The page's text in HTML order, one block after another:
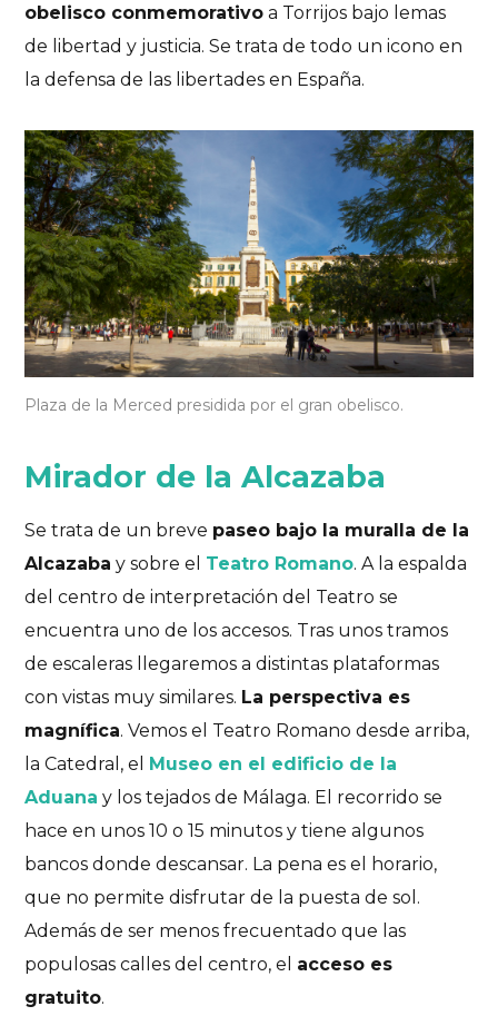
obelisco conmemorativo a Torrijos bajo lemas
de libertad y justicia. Se trata de todo un icono en
la defensa de las libertades en España.
Plaza de la Merced presidida por el gran obelisco.
Mirador de la Alcazaba
Se trata de un breve paseo bajo la muralla de la
Alcazaba y sobre el Teatro Romano. A la espalda
del centro de interpretación del Teatro se
encuentra uno de los accesos. Tras unos tramos
de escaleras llegaremos a distintas plataformas
con vistas muy similares. La perspectiva es
magnífica. Vemos el Teatro Romano desde arriba,
la Catedral, el
Museo en el edificio de la
Aduana y los tejados de Málaga. El recorrido se
hace en unos 10 o 15 minutos y tiene algunos
bancos donde descansar. La pena es el horario,
que no permite disfrutar de la puesta de sol.
Además de ser menos frecuentado que las
populosas calles del centro, el acceso es
gratuito.